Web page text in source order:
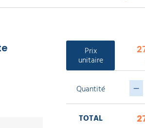
Prix
unitaire
Quantité
TOTAL